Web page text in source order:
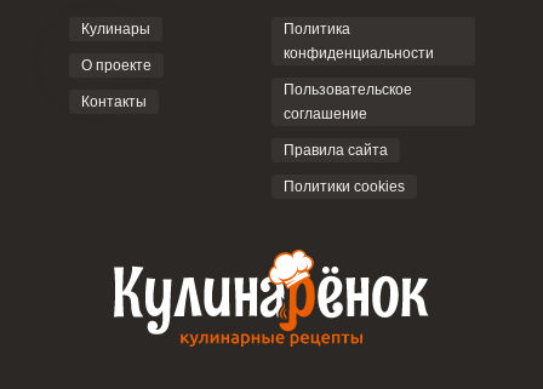
Кулинары
О проекте
Контакты
Политика
конфиденциальности
Пользовательское
соглашение
Правила сайта
Политики cookies